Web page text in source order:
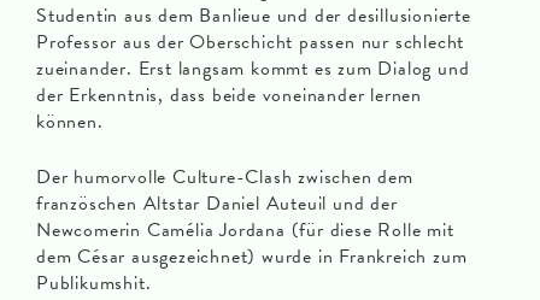
Studentin aus dem Banlieue und der desillusionierte
Professor aus der Oberschicht passen nur schlecht
zueinander. Erst langsam kommt es zum Dialog und
der Erkenntnis, dass beide voneinander lernen
können.
Der humorvolle Culture-Clash zwischen dem
französchen Altstar Daniel Auteuil und der
Newcomerin Camélia Jordana (für diese Rolle mit
dem César ausgezeichnet) wurde in Frankreich zum
Publikumshit.